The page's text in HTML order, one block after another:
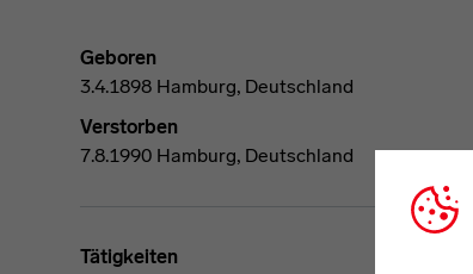
Geboren
3.4.1898 Hamburg, Deutschland
Verstorben
7.8.1990 Hamburg, Deutschland
Tätigkeiten